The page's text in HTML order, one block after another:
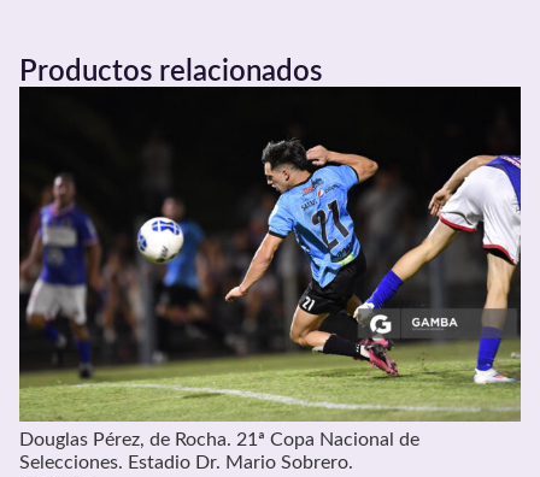
Productos relacionados
Douglas Pérez, de Rocha. 21ª Copa Nacional de
Selecciones. Estadio Dr. Mario Sobrero.